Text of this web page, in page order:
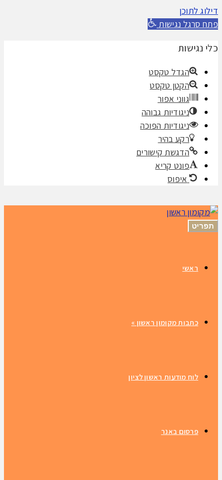
דילוג לתוכן
פתח סרגל נגישות
כלי נגישות
הגדל טקסט
הקטן טקסט
גווני אפור
ניגודיות גבוהה
ניגודיות הפוכה
רקע בהיר
הדגשת קישורים
פונט קריא
איפוס
תפריט
ראשי
כתבות מקומון ראשון »
לוח מודעות ראשון לציון
פרסום באנר